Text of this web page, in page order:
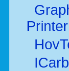
Printer